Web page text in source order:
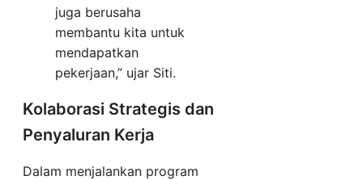
juga berusaha
membantu kita untuk
mendapatkan
pekerjaan,” ujar Siti.
Kolaborasi Strategis dan
Penyaluran Kerja
Dalam menjalankan program